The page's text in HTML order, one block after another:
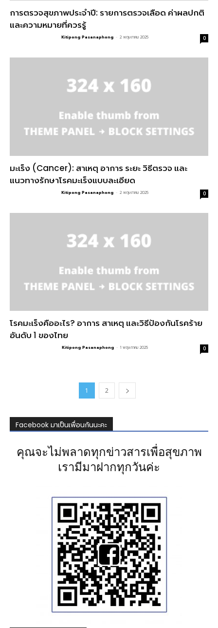
การตรวจสุขภาพประจำปี: รายการตรวจเลือด ค่าผลปกติ
และความหมายที่ควรรู้
Kitipong Pasanaphong - 2 พฤษภาคม 2025 0
มะเร็ง (Cancer): สาเหตุ อาการ ระยะ วิธีตรวจ และ
แนวทางรักษาโรคมะเร็งแบบละเอียด
Kitipong Pasanaphong - 2 พฤษภาคม 2025 0
โรคมะเร็งคืออะไร? อาการ สาเหตุ และวิธีป้องกันโรคร้าย
อันดับ 1 ของไทย
Kitipong Pasanaphong - 1 พฤษภาคม 2025 0
1 2
Facebook มาเป็นเพื่อนกันนะคะ
คุณจะไม่พลาดทุกข่าวสารเพื่อสุขภาพ
เรามีมาฝากทุกวันค่ะ